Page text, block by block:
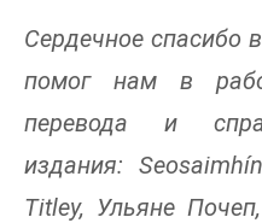
Сердечное спасибо
помог нам в
перевода и
издания:
Titley, Ульяне